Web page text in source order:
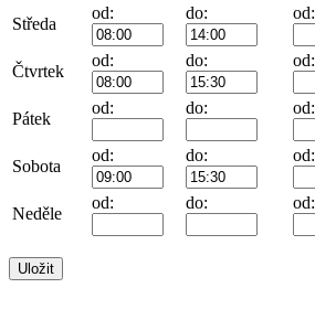
Středa
od: do: od:
Čtvrtek
od: do: od:
Pátek
od: do: od:
Sobota
od: do: od:
Neděle
od: do: od: